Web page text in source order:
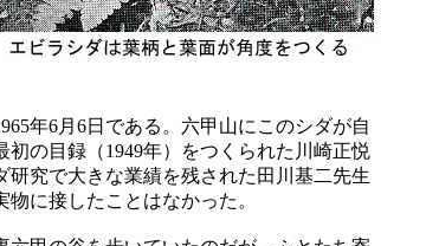
年6月6日である。六甲山にこのシダが自
の目録（1949年）をつくられた川崎正悦
究で大きな業績を残された田川基二先生
に接したことはなかった。